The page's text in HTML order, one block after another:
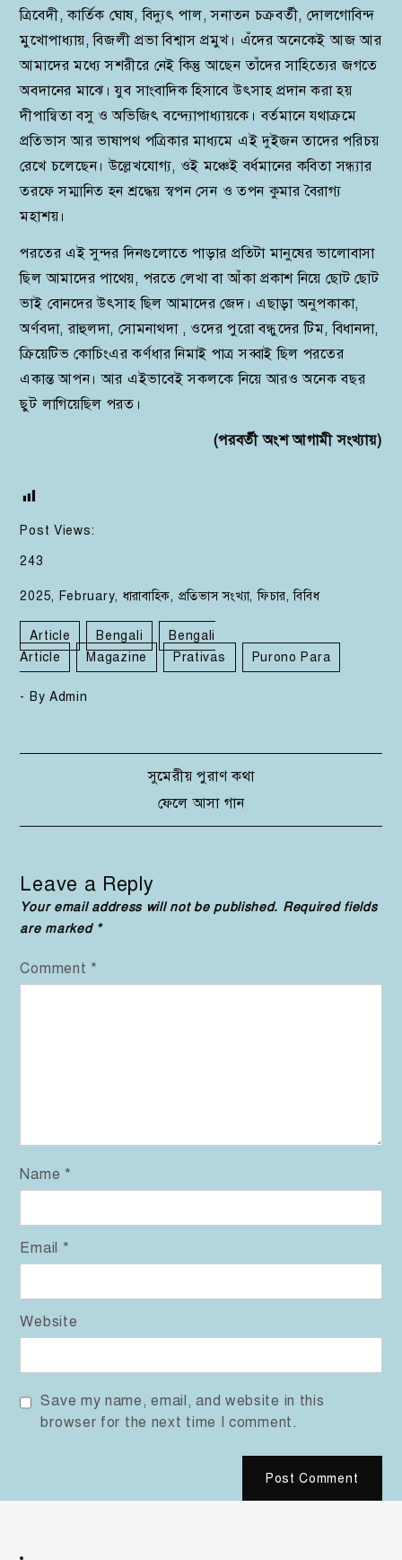
ত্রিবেদী, কার্তিক ঘোষ, বিদ্যুৎ পাল, সনাতন চক্রবর্তী, দোলগোবিন্দ
মুখোপাধ্যায়, বিজলী প্রভা বিশ্বাস প্রমুখ। এঁদের অনেকেই আজ আর
আমাদের মধ্যে সশরীরে নেই কিন্তু আছেন তাঁদের সাহিত্যের জগতে
অবদানের মাঝে। যুব সাংবাদিক হিসাবে উৎসাহ প্রদান করা হয়
দীপান্বিতা বসু ও অভিজিৎ বন্দ্যোপাধ্যায়কে। বর্তমানে যথাক্রমে
প্রতিভাস আর ভাষাপথ পত্রিকার মাধ্যমে এই দুইজন তাদের পরিচয়
রেখে চলেছেন। উল্লেখযোগ্য, ওই মঞ্চেই বর্ধমানের কবিতা সন্ধ্যার
তরফে সম্মানিত হন শ্রদ্ধেয় স্বপন সেন ও তপন কুমার বৈরাগ্য
মহাশয়।
পরতের এই সুন্দর দিনগুলোতে পাড়ার প্রতিটা মানুষের ভালোবাসা
ছিল আমাদের পাথেয়, পরতে লেখা বা আঁকা প্রকাশ নিয়ে ছোট ছোট
ভাই বোনদের উৎসাহ ছিল আমাদের জেদ। এছাড়া অনুপকাকা,
অর্ণবদা, রাহুলদা, সোমনাথদা , ওদের পুরো বন্ধুদের টিম, বিধানদা,
ক্রিয়েটিভ কোচিংএর কর্ণধার নিমাই পাত্র সব্বাই ছিল পরতের
একান্ত আপন। আর এইভাবেই সকলকে নিয়ে আরও অনেক বছর
ছুট লাগিয়েছিল পরত।
(পরবর্তী অংশ আগামী সংখ্যায়)
Post Views:
243
2025, February, ধারাবাহিক, প্রতিভাস সংখ্যা,ফিচার,বিবিধ
Article Bengali
Bengali
Article
Magazine Prativas Purono Para
- By Admin
navigation
সুমেরীয় পুরাণ কথা
ফেলে আসা গান
Leave a Reply
Your email address will not be published. Required fields
are marked *
Comment *
Name *
Email *
Website
Save my name, email, and website in this
browser for the next time I comment.